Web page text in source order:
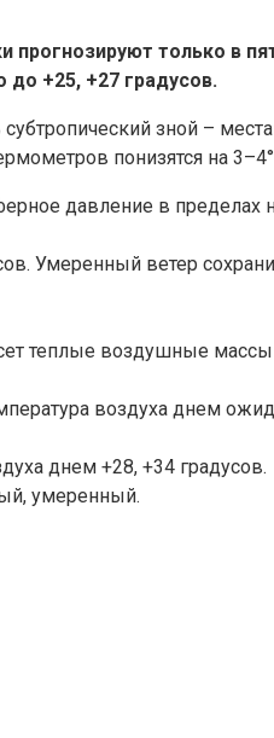
прогнозируют только в
+25, +27 градусов.
зной –
понизятся на
давление в пределах
Умеренный ветер
теплые воздушные
воздуха днем
днем +28, +34 градусов.
умеренный.